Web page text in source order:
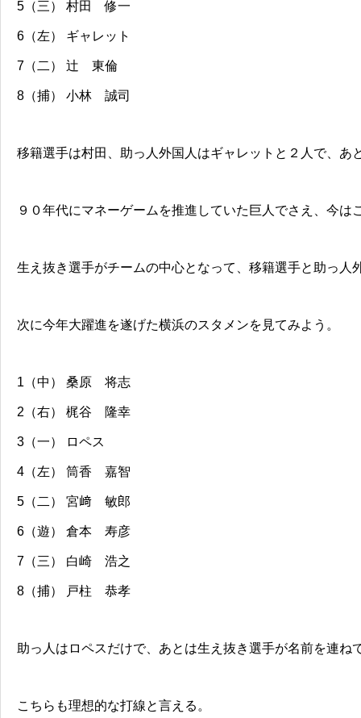
5（三） 村田 修一
6（左） ギャレット
7（二） 辻 東倫
8（捕） 小林 誠司
移籍選手は村田、助っ人外国人はギャレットと２人で、あ
９０年代にマネーゲームを推進していた巨人でさえ、今は
生え抜き選手がチームの中心となって、移籍選手と助っ人
次に今年大躍進を遂げた横浜のスタメンを見てみよう。
1（中） 桑原 将志
2（右） 梶谷 隆幸
3（一） ロペス
4（左） 筒香 嘉智
5（二） 宮﨑 敏郎
6（遊） 倉本 寿彦
7（三） 白崎 浩之
8（捕） 戸柱 恭孝
助っ人はロペスだけで、あとは生え抜き選手が名前を連ね
こちらも理想的な打線と言える。